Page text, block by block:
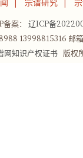
宗谱研究
备案： 辽ICP备
13998815316
网知识产权证书版权